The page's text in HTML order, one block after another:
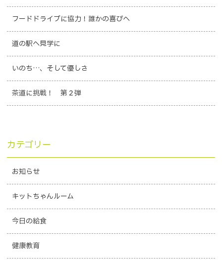
フードドライブに協力！誰かの喜びへ
道の駅へ見学に
いのち…、そして優しさ
茶道に挑戦！ 第２弾
カテゴリー
お知らせ
キットちゃんルーム
今日の給食
健康教育